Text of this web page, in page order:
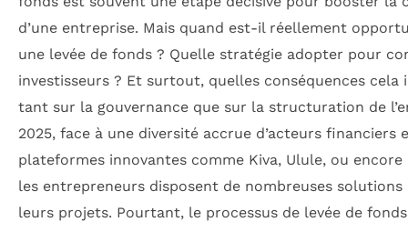
d’une entreprise. Mais quand est-il réellement
une levée de fonds ? Quelle stratégie adopter pour
investisseurs ? Et surtout, quelles conséquences
tant sur la gouvernance que sur la structuration de
2025, face à une diversité accrue d’acteurs financiers
plateformes innovantes comme Kiva, Ulule, ou
les entrepreneurs disposent de nombreuses
leurs projets. Pourtant, le processus de levée de